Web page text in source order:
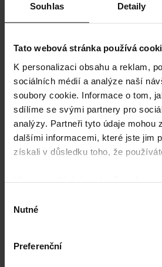
Souhlas Detaily
Tato webová stránka používá
K personalizaci obsahu a reklam,
sociálních médií a analýze naší
soubory cookie. Informace o tom,
sdílíme se svými partnery pro
analýzy. Partneři tyto údaje mohou
dalšími informacemi, které jste jim
získali v důsledku toho, že
souhlasu
Nutné
Preferenční